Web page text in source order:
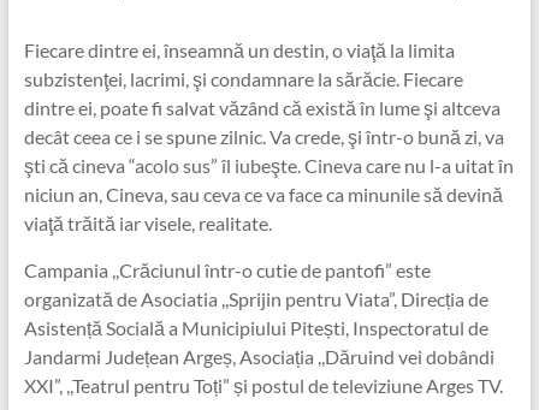
Fiecare dintre ei, înseamnă un destin, o viaţă la limita
subzistenţei, lacrimi, şi condamnare la sărăcie. Fiecare
dintre ei, poate fi salvat văzând că există în lume şi altceva
decât ceea ce i se spune zilnic. Va crede, şi într-o bună zi, va
şti că cineva “acolo sus” îl iubeşte. Cineva care nu l-a uitat în
niciun an, Cineva, sau ceva ce va face ca minunile să devină
viaţă trăită iar visele, realitate.
Campania ,,Crăciunul într-o cutie de pantofi” este
organizată de Asociatia ,,Sprijin pentru Viata”, Direcția de
Asistență Socială a Municipiului Pitești, Inspectoratul de
Jandarmi Județean Argeș, Asociația ,,Dăruind vei dobândi
XXI”, ,,Teatrul pentru Toți” și postul de televiziune Arges TV.